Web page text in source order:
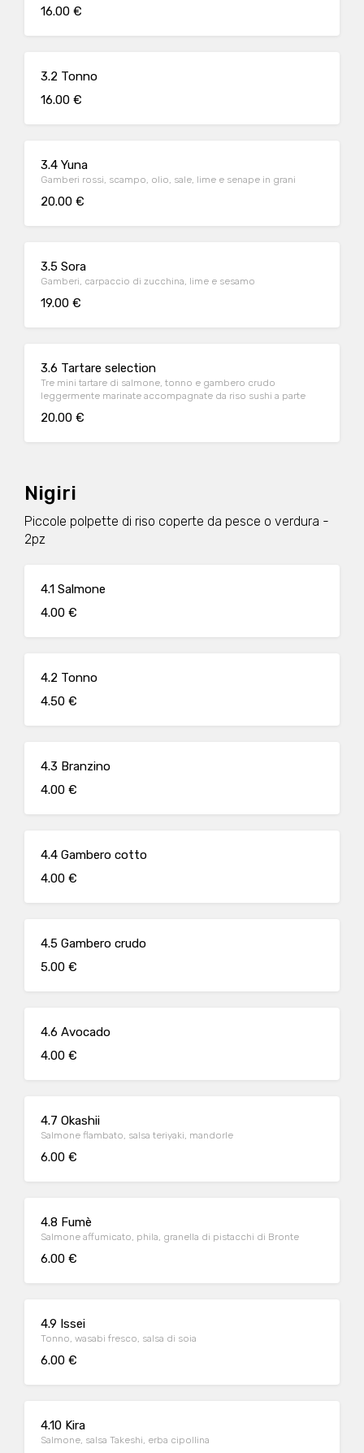
16.00 €
3.2 Tonno
16.00 €
3.4 Yuna
Gamberi rossi, scampo, olio, sale, lime e senape in grani
20.00 €
3.5 Sora
Gamberi, carpaccio di zucchina, lime e sesamo
19.00 €
3.6 Tartare selection
Tre mini tartare di salmone, tonno e gambero crudo
leggermente marinate accompagnate da riso sushi a parte
20.00 €
Nigiri
Piccole polpette di riso coperte da pesce o verdura -
2pz
4.1 Salmone
4.00 €
4.2 Tonno
4.50 €
4.3 Branzino
4.00 €
4.4 Gambero cotto
4.00 €
4.5 Gambero crudo
5.00 €
4.6 Avocado
4.00 €
4.7 Okashii
Salmone flambato, salsa teriyaki, mandorle
6.00 €
4.8 Fumè
Salmone affumicato, phila, granella di pistacchi di Bronte
6.00 €
4.9 Issei
Tonno, wasabi fresco, salsa di soia
6.00 €
4.10 Kira
Salmone, salsa Takeshi, erba cipollina